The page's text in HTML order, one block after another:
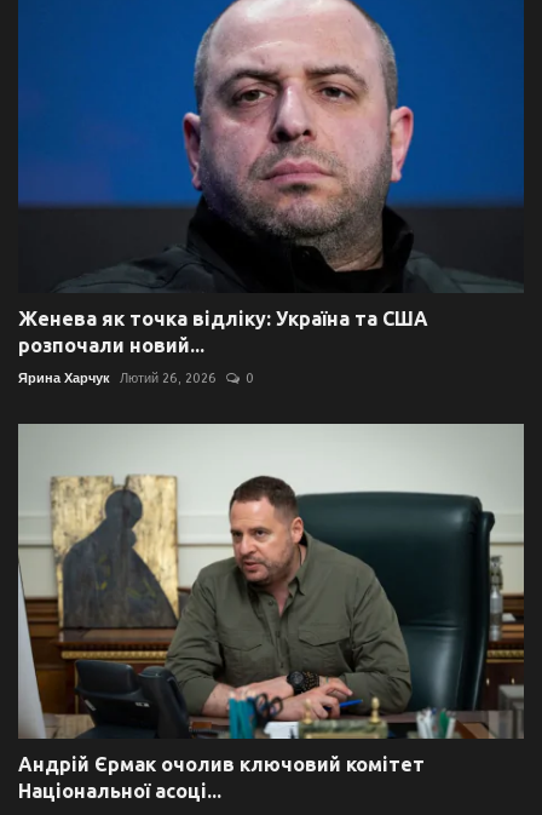
Женева як точка відліку: Україна та США
розпочали новий...
Ярина Харчук Лютий 26, 2026 0
Андрій Єрмак очолив ключовий комітет
Національної асоці...